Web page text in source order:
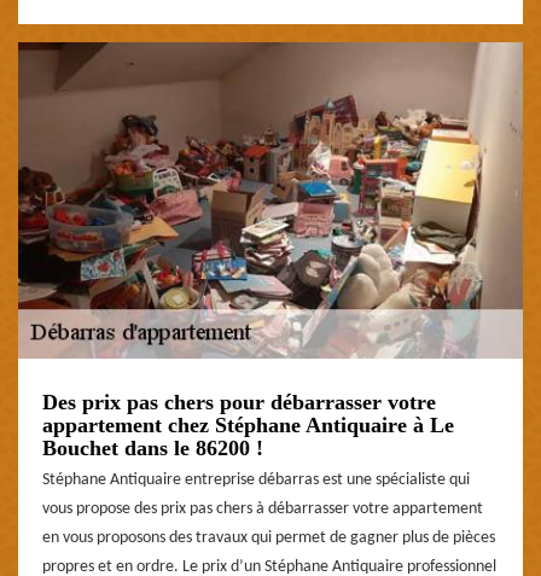
Des prix pas chers pour débarrasser votre
appartement chez Stéphane Antiquaire à Le
Bouchet dans le 86200 !
Stéphane Antiquaire entreprise débarras est une spécialiste qui
vous propose des prix pas chers à débarrasser votre appartement
en vous proposons des travaux qui permet de gagner plus de pièces
propres et en ordre. Le prix d’un Stéphane Antiquaire professionnel